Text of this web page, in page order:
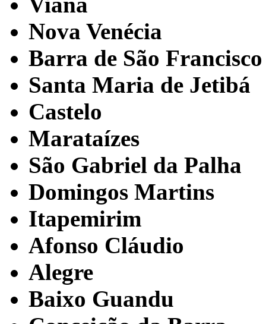
Nova Venécia
Barra de São Francisco
Santa Maria de Jetibá
Castelo
Marataízes
São Gabriel da Palha
Domingos Martins
Itapemirim
Afonso Cláudio
Alegre
Baixo Guandu